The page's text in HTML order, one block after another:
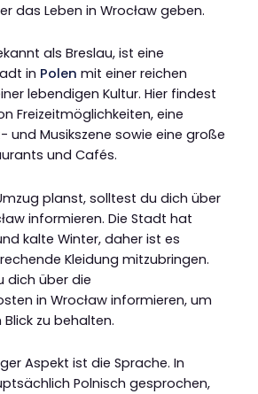
das Leben in Wrocław geben.
als Breslau, ist eine
in Polen mit einer reichen
lebendigen Kultur. Hier findest
Freizeitmöglichkeiten, eine
und Musikszene sowie eine große
und Cafés.
planst, solltest du dich über
informieren. Die Stadt hat
kalte Winter, daher ist es
Kleidung mitzubringen.
dich über die
in Wrocław informieren, um
zu behalten.
Aspekt ist die Sprache. In
Polnisch gesprochen,